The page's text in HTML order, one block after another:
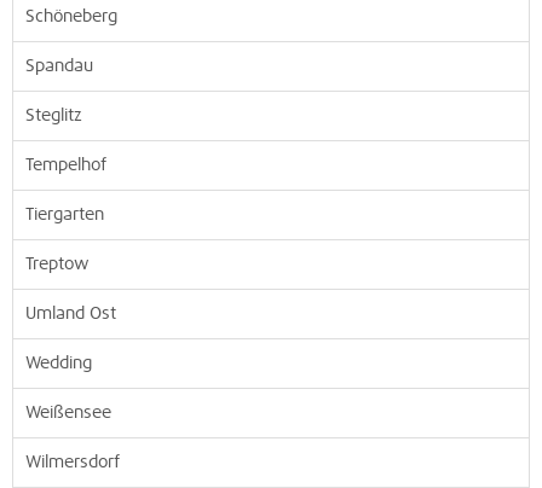
Schöneberg
Spandau
Steglitz
Tempelhof
Tiergarten
Treptow
Umland Ost
Wedding
Weißensee
Wilmersdorf